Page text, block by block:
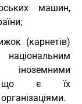
машин,
(карнетів)
що є їх